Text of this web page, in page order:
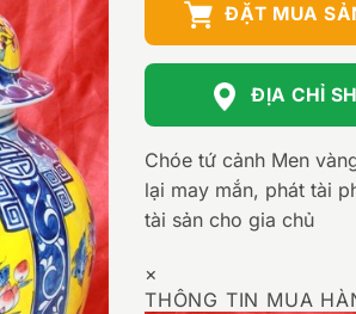
ĐẶT MUA
ĐỊA CHỈ
Chóe tứ cảnh Men
lại may mắn, phát tài
tài sản cho gia chủ
×
THÔNG TIN MUA